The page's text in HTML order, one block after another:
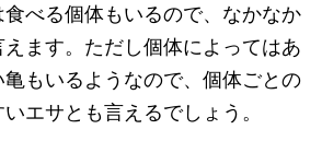
べる個体もいるので、なかなか
ます。ただし個体によってはあ
亀もいるようなので、個体ごとの
エサとも言えるでしょう。